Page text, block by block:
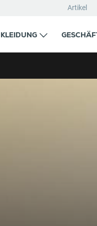
Artikel
KLEIDUNG